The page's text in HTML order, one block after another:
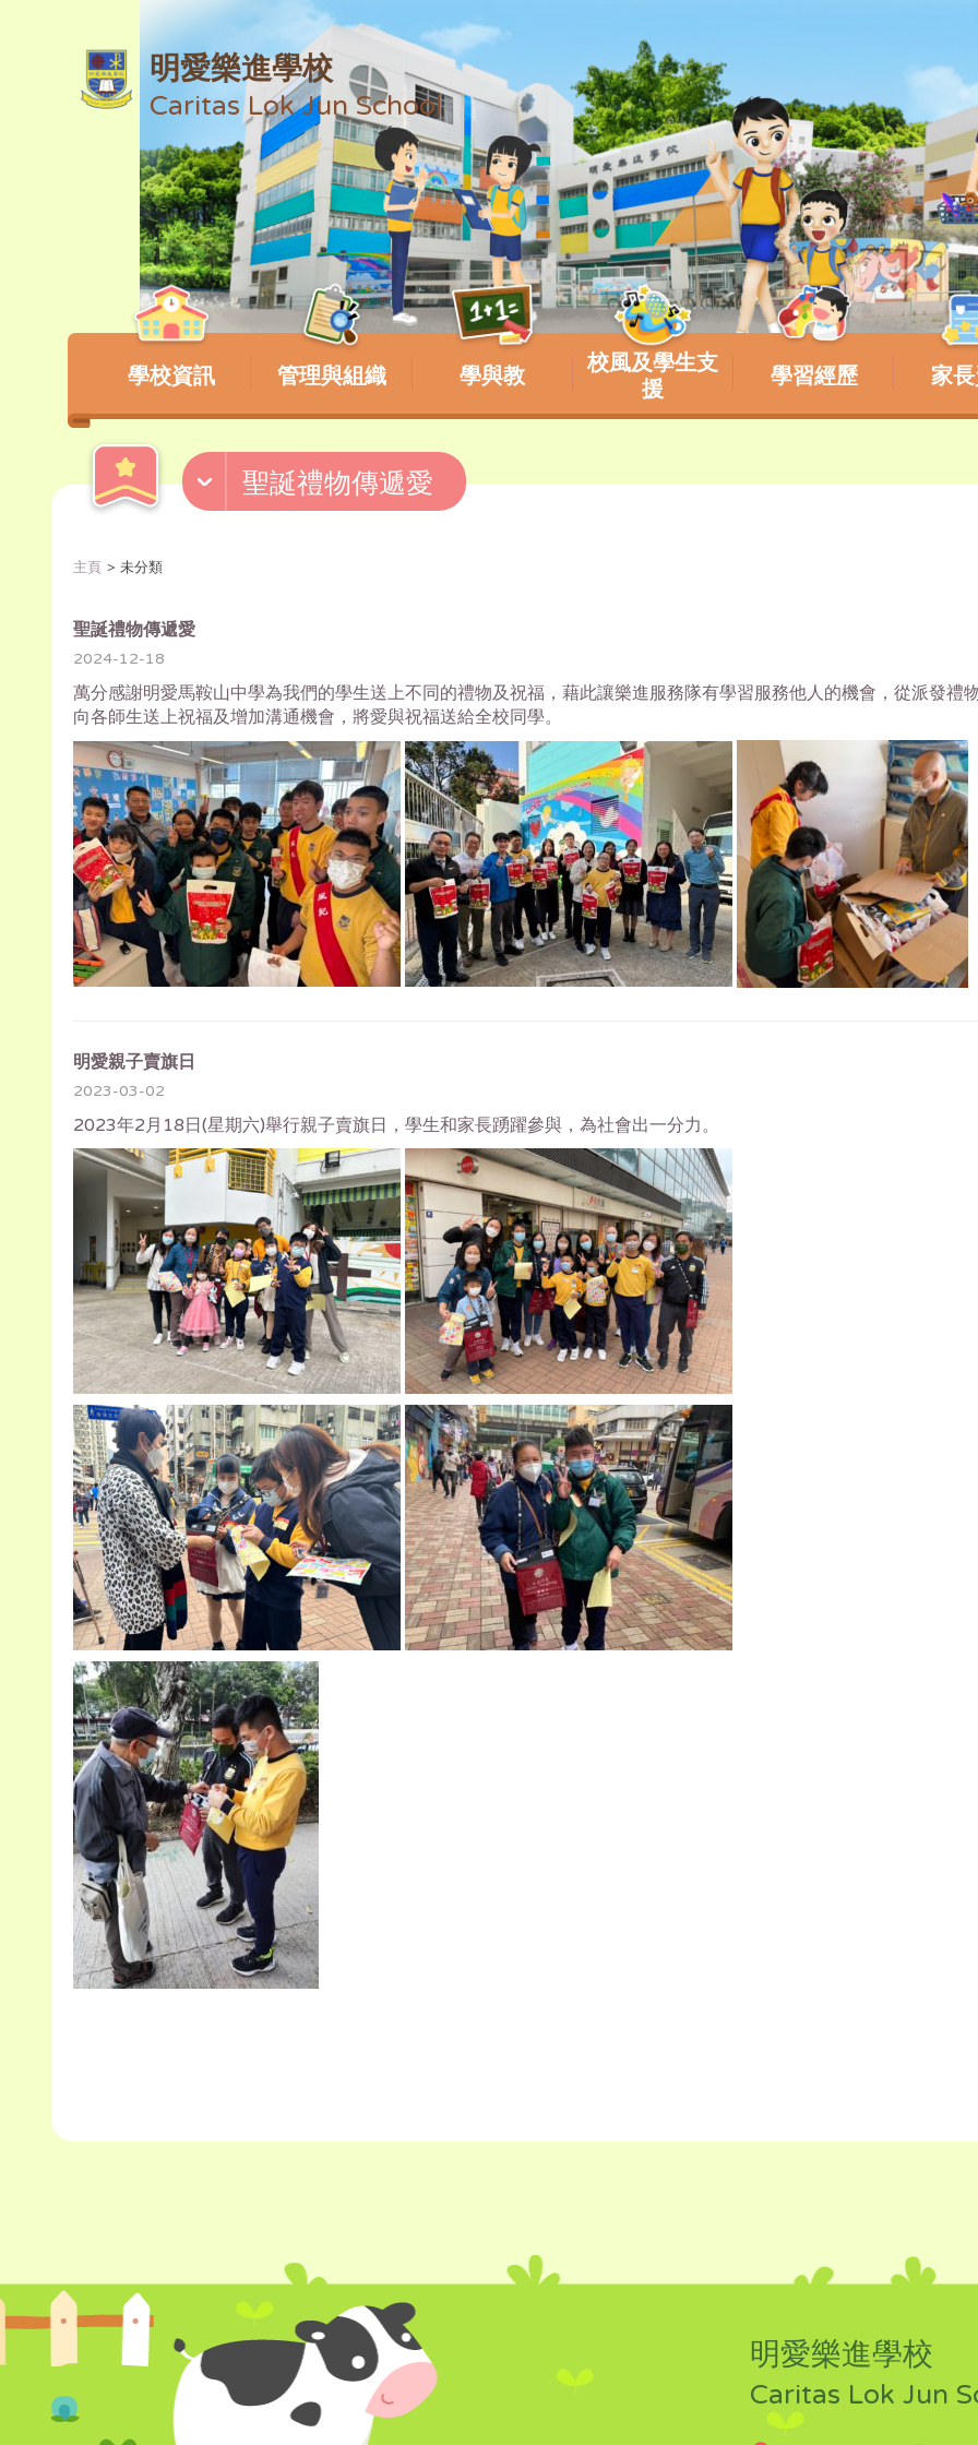
明愛樂進學校
Caritas Lok Jun School
學校資訊 管理與組織 學與教
校風及學生支
援
學習經歷 家
聖誕禮物傳遞愛
主頁 未分類
聖誕禮物傳遞愛
2024-12-18
萬分感謝明愛馬鞍山中學為我們的學生送上不同的禮物及祝福，藉此讓樂進服務隊有學習服務他人的機會，從派發禮
向各師生送上祝福及增加溝通機會，將愛與祝福送給全校同學。
明愛親子賣旗日
2023-03-02
2023年2月18日(星期六)舉行親子賣旗日，學生和家長踴躍參與，為社會出一分力。
明愛樂進學校
Caritas Lok Jun